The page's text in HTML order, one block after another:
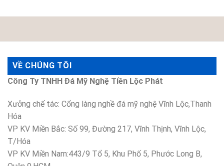
VỀ CHÚNG TÔI
Công Ty TNHH Đá Mỹ Nghệ Tiền Lộc Phát
Xưởng chế tác: Cổng làng nghề đá mỹ nghệ Vĩnh Lộc,Thanh
Hóa
VP KV Miền Bắc: Số 99, Đường 217, Vĩnh Thịnh, Vĩnh Lộc,
T/Hóa
VP KV Miền Nam:443/9 Tổ 5, Khu Phố 5, Phước Long B,